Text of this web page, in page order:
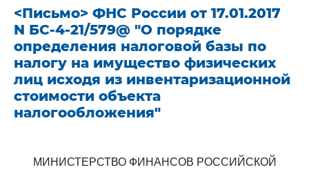
<Письмо> ФНС России от 17.01.2017
N БС-4-21/579@ "О порядке
определения налоговой базы по
налогу на имущество физических
лиц исходя из инвентаризационной
стоимости объекта
налогообложения"
МИНИСТЕРСТВО ФИНАНСОВ РОССИЙСКОЙ